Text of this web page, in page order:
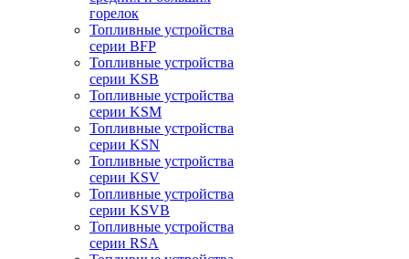
горелок
Топливные устройства
серии BFP
Топливные устройства
серии KSB
Топливные устройства
серии KSM
Топливные устройства
серии KSN
Топливные устройства
серии KSV
Топливные устройства
серии KSVB
Топливные устройства
серии RSA